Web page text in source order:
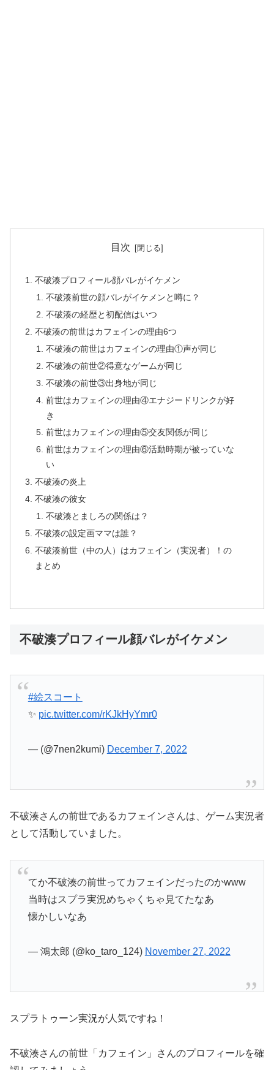
目次
不破湊プロフィール顔バレがイケメン
不破湊前世の顔バレがイケメンと噂に？
不破湊の経歴と初配信はいつ
不破湊の前世はカフェインの理由6つ
不破湊の前世はカフェインの理由①声が同じ
不破湊の前世②得意なゲームが同じ
不破湊の前世③出身地が同じ
前世はカフェインの理由④エナジードリンクが好
き
前世はカフェインの理由⑤交友関係が同じ
前世はカフェインの理由⑥活動時期が被っていな
い
不破湊の炎上
不破湊の彼女
不破湊とましろの関係は？
不破湊の設定画ママは誰？
不破湊前世（中の人）はカフェイン（実況者）！の
まとめ
不破湊プロフィール顔バレがイケメン
#絵スコート
✨ pic.twitter.com/rKJkHyYmr0
— (@7nen2kumi) December 7, 2022
不破湊さんの前世であるカフェインさんは、ゲーム実況者
として活動していました。
てか不破湊の前世ってカフェインだったのかwww
当時はスプラ実況めちゃくちゃ見てたなあ
懐かしいなあ
— 鴻太郎 (@ko_taro_124) November 27, 2022
スプラトゥーン実況が人気ですね！
不破湊さんの前世「カフェイン」さんのプロフィールを確